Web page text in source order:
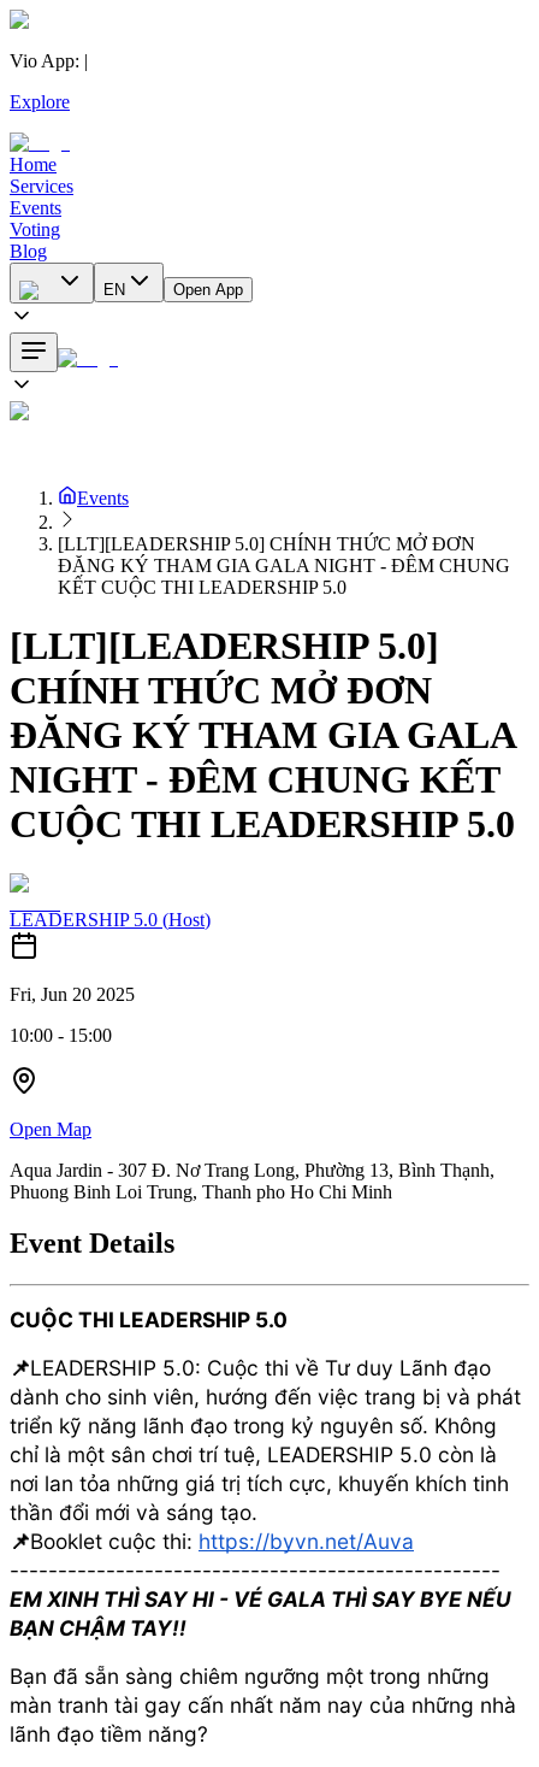
Vio App: |
Explore
Home
Services
Events
Voting
Blog
EN Open App
Events
[LLT][LEADERSHIP 5.0] CHÍNH THỨC MỞ ĐƠN
ĐĂNG KÝ THAM GIA GALA NIGHT - ĐÊM CHUNG
KẾT CUỘC THI LEADERSHIP 5.0
[LLT][LEADERSHIP 5.0]
CHÍNH THỨC MỞ ĐƠN
ĐĂNG KÝ THAM GIA GALA
NIGHT - ĐÊM CHUNG KẾT
CUỘC THI LEADERSHIP 5.0
LEADERSHIP 5.0 (Host)
Fri, Jun 20 2025
10:00 - 15:00
Open Map
Aqua Jardin - 307 Đ. Nơ Trang Long, Phường 13, Bình Thạnh,
Phuong Binh Loi Trung, Thanh pho Ho Chi Minh
Event Details
CUỘC THI LEADERSHIP 5.0
📌LEADERSHIP 5.0: Cuộc thi về Tư duy Lãnh đạo
dành cho sinh viên, hướng đến việc trang bị và phát
triển kỹ năng lãnh đạo trong kỷ nguyên số. Không
chỉ là một sân chơi trí tuệ, LEADERSHIP 5.0 còn là
nơi lan tỏa những giá trị tích cực, khuyến khích tinh
thần đổi mới và sáng tạo.
📌Booklet cuộc thi: https://byvn.net/Auva
---------------------------------------------------
EM XINH THÌ SAY HI - VÉ GALA THÌ SAY BYE NẾU
BẠN CHẬM TAY!!
Bạn đã sẵn sàng chiêm ngưỡng một trong những
màn tranh tài gay cấn nhất năm nay của những nhà
lãnh đạo tiềm năng?